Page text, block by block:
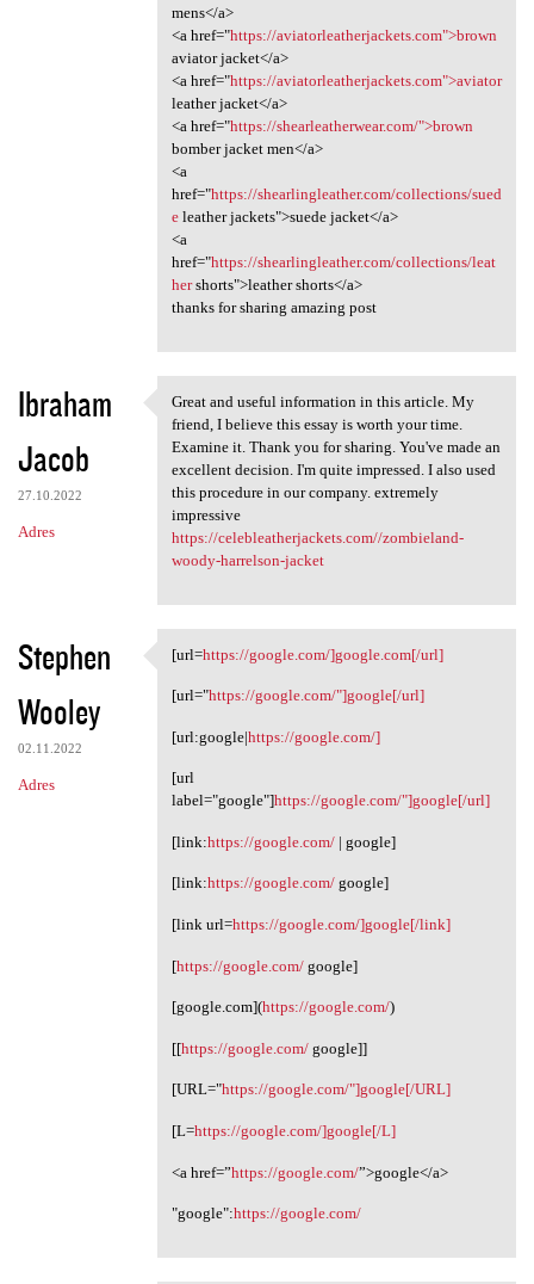
mens</a>
<a href="https://aviatorleatherjackets.com">brown
aviator jacket</a>
<a href="https://aviatorleatherjackets.com">aviator
leather jacket</a>
<a href="https://shearleatherwear.com/">brown
bomber jacket men</a>
<a
href="https://shearlingleather.com/collections/sued
eleather jackets">suede jacket</a>
<a
href="https://shearlingleather.com/collections/leat
hershorts">leather shorts</a>
thanks for sharing amazing post
Ibraham
Jacob
27.10.2022
Adres
Great and useful information
Great and useful information in this article. My
friend, I believe this essay is worth your time.
Examine it. Thank you for sharing. You've made an
excellent decision. I'm quite impressed. I also used
this procedure in our company. extremely
impressive
https://celebleatherjackets.com//zombieland-
woody-harrelson-jacket
Stephen
Wooley
02.11.2022
Adres
[url=https://google.com/
[url=https://google.com/]google.com[/url]
[url="https://google.com/"]google[/url]
[url:google|https://google.com/]
[url
label="google"]https://google.com/"]google[/url]
[link:https://google.com/| google]
[link:https://google.com/google]
[link url=https://google.com/]google[/link]
[https://google.com/google]
[google.com](https://google.com/)
[[https://google.com/google]]
[URL="https://google.com/"]google[/URL]
[L=https://google.com/]google[/L]
<a href=”https://google.com/”>google</a>
"google":https://google.com/